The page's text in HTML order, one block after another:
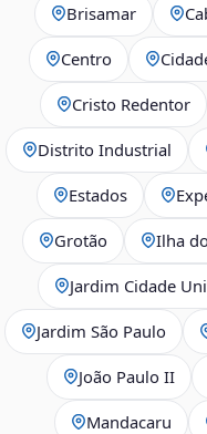
Brisamar
Centro
Cristo Redentor
Distrito Industrial
Estados
Grotão Ilha
Jardim Cidade
Jardim São Paulo
João Paulo II
Mandacaru